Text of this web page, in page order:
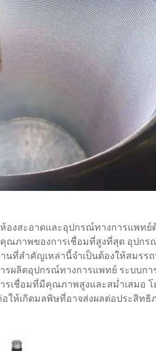
องสะอาดและอุปกรณ์ทางการแพทย์
ณภาพของการเชื่อมที่สูงที่สุด อุปกร
นที่สำคัญเหล่านี้จำเป็นต้องให้สมร
รผลิตอุปกรณ์ทางการแพทย์ ระบบกา
เชื่อมที่มีคุณภาพสูงและสม่ำเสมอ
ให้เกิดมลพิษที่อาจส่งผลต่อประสิท